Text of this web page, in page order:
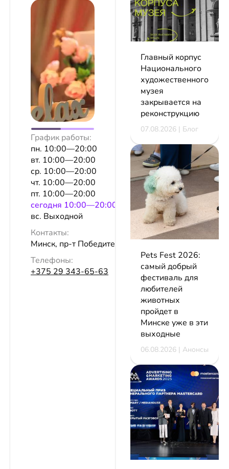
График работы:
пн. 10:00—20:00
вт. 10:00—20:00
ср. 10:00—20:00
чт. 10:00—20:00
пт. 10:00—20:00
сeгодня 10:00—20:00
вс. Выходной
Контакты:
Минск, пр-т Победителей, 75/1
Телефоны:
+375 29 343-65-63
Главный корпус
Национального
художественного
музея
закрывается на
реконструкцию
07.08.2026 | Блог
Pets Fest 2026:
самый добрый
фестиваль для
любителей
животных
пройдет в
Минске уже в эти
выходные
06.08.2026 | Анонсы